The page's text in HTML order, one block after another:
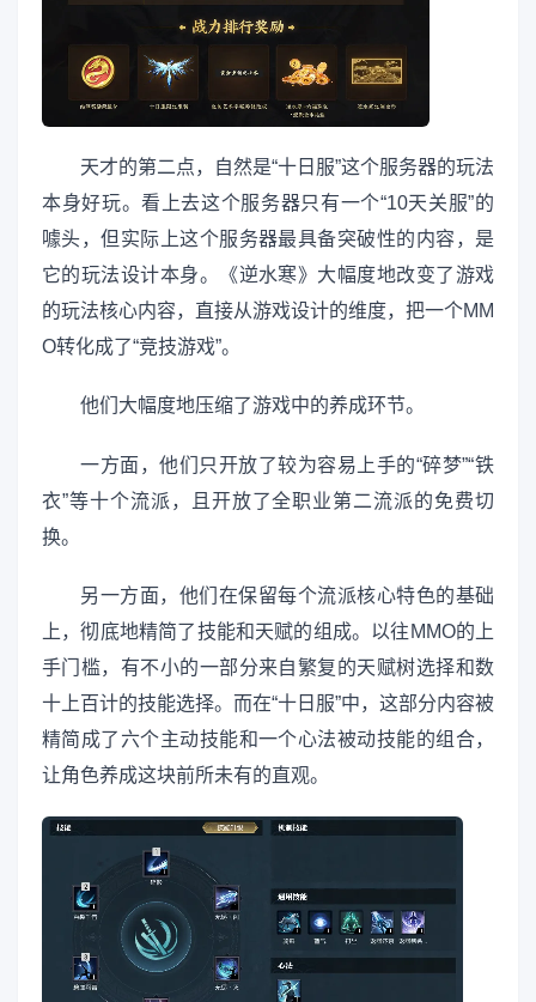
天才的第二点，自然是“十日服”这个服务器的玩法
本身好玩。看上去这个服务器只有一个“10天关服”的
噱头，但实际上这个服务器最具备突破性的内容，是
它的玩法设计本身。《逆水寒》大幅度地改变了游戏
的玩法核心内容，直接从游戏设计的维度，把一个MM
O转化成了“竞技游戏”。
他们大幅度地压缩了游戏中的养成环节。
一方面，他们只开放了较为容易上手的“碎梦”“铁
衣”等十个流派，且开放了全职业第二流派的免费切
换。
另一方面，他们在保留每个流派核心特色的基础
上，彻底地精简了技能和天赋的组成。以往MMO的上
手门槛，有不小的一部分来自繁复的天赋树选择和数
十上百计的技能选择。而在“十日服”中，这部分内容被
精简成了六个主动技能和一个心法被动技能的组合，
让角色养成这块前所未有的直观。